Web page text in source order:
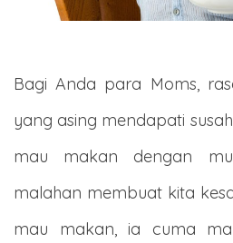
Bagi Anda para Moms,
yang asing mendapati
mau makan dengan
malahan membuat kita
mau makan, ia cuma